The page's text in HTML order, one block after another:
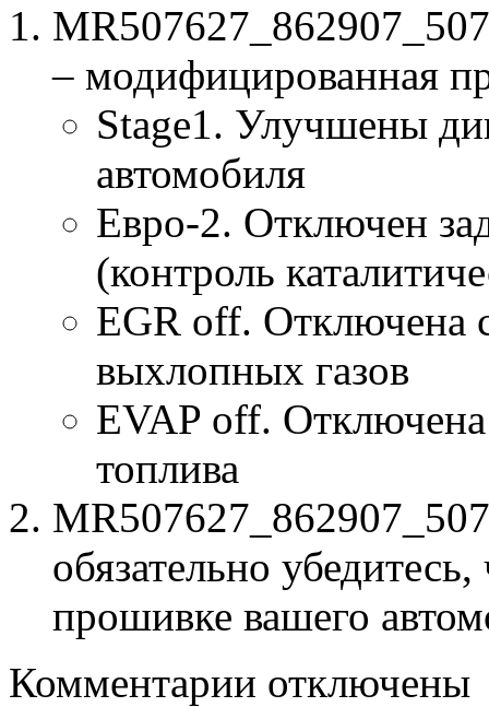
– модифицированная
Stage1. Улучшены
автомобиля
Евро-2. Отключен
(контроль
EGR off. Отключена
выхлопных газов
EVAP off. Отключена
топлива
обязательно
прошивке вашего
Комментарии записи
отключены